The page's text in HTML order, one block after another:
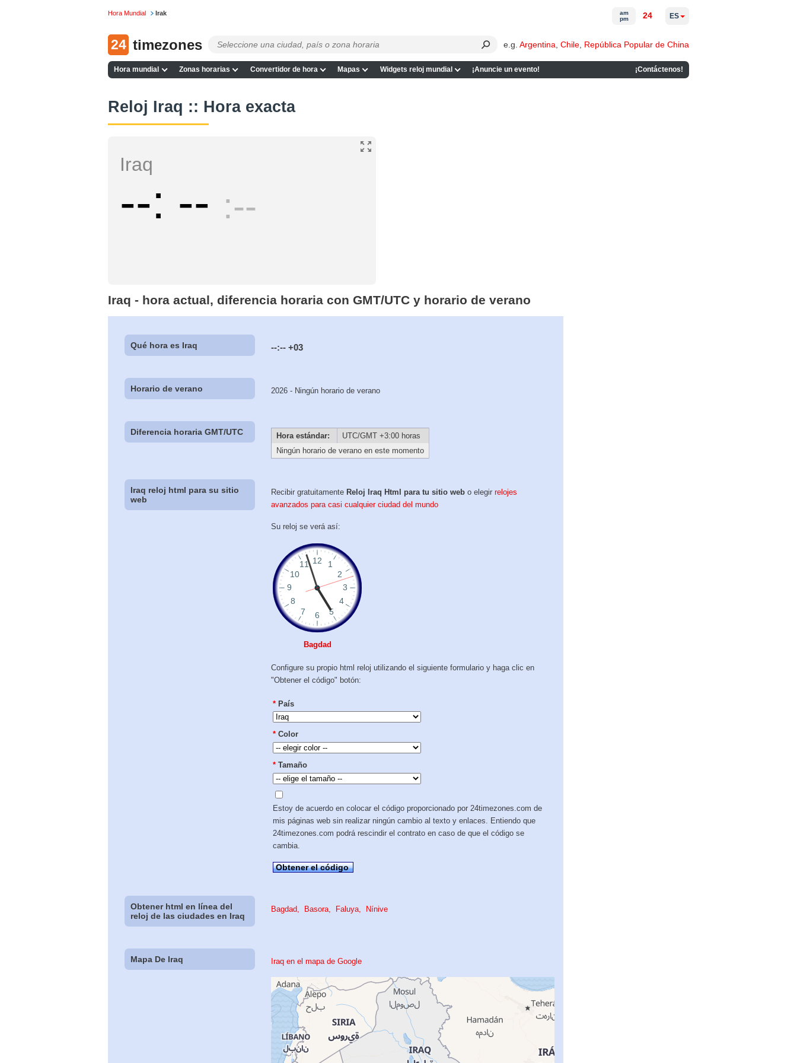
Hora Mundial Irak
24 timezones e.g. Argentina Chile República Popular de China
Hora mundial Zonas horarias Convertidor de hora Mapas Widgets reloj mundial ¡Anuncie un evento! ¡Contáctenos!
am
pm
24 ES
Reloj Iraq :: Hora exacta
Iraq
-- -- --
Iraq - hora actual, diferencia horaria con GMT/UTC y horario de verano
Qué hora es Iraq --:-- +03
Horario de verano 2026 - Ningún horario de verano
Diferencia horaria GMT/UTC Hora estándar:
UTC/GMT +3:00 horas
Ningún horario de verano en este momento
Iraq reloj html para su sitio
web
Recibir gratuitamente Reloj Iraq Html para tu sitio webo elegirrelojes
avanzados para casi cualquier ciudad del mundo
Su reloj se verá así:
Bagdad
Configure su propio html reloj utilizando el siguiente formulario y haga clic en
"Obtener el código" botón:
* País
* Color
* Tamaño
Estoy de acuerdo en colocar el código proporcionado por 24timezones.com de
mis páginas web sin realizar ningún cambio al texto y enlaces. Entiendo que
24timezones.com podrá rescindir el contrato en caso de que el código se
cambia.
Obtener el código
Obtener html en línea del
reloj de las ciudades en Iraq
Bagdad Basora Faluya Nínive
Mapa De Iraq Iraq en el mapa de Google